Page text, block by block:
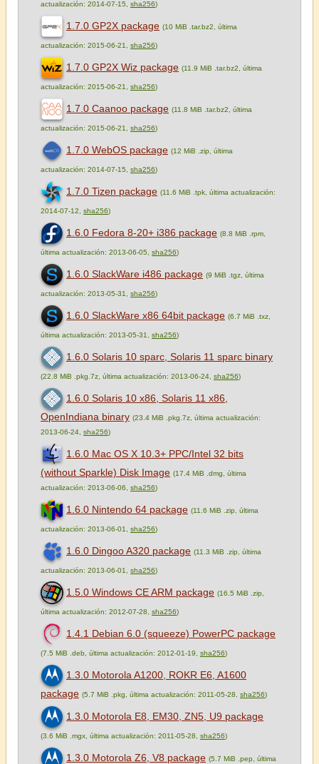
actualización: 2014-07-15, sha256)
1.7.0 GP2X package (10 MiB .tar.bz2, última
actualización: 2015-06-21, sha256)
1.7.0 GP2X Wiz package (11.9 MiB .tar.bz2, última
actualización: 2015-06-21, sha256)
1.7.0 Caanoo package (11.8 MiB .tar.bz2, última
actualización: 2015-06-21, sha256)
1.7.0 WebOS package (12 MiB .zip, última
actualización: 2014-07-15, sha256)
1.7.0 Tizen package (11.6 MiB .tpk, última actualización:
2014-07-12, sha256)
1.6.0 Fedora 8-20+ i386 package (8.8 MiB .rpm,
última actualización: 2013-06-05, sha256)
1.6.0 SlackWare i486 package (9 MiB .tgz, última
actualización: 2013-05-31, sha256)
1.6.0 SlackWare x86 64bit package (6.7 MiB .txz,
última actualización: 2013-05-31, sha256)
1.6.0 Solaris 10 sparc, Solaris 11 sparc binary
(22.8 MiB .pkg.7z, última actualización: 2013-06-24, sha256)
1.6.0 Solaris 10 x86, Solaris 11 x86,
OpenIndiana binary (23.4 MiB .pkg.7z, última actualización:
2013-06-24, sha256)
1.6.0 Mac OS X 10.3+ PPC/Intel 32 bits
(without Sparkle) Disk Image (17.4 MiB .dmg, última
actualización: 2013-06-06, sha256)
1.6.0 Nintendo 64 package (11.6 MiB .zip, última
actualización: 2013-06-01, sha256)
1.6.0 Dingoo A320 package (11.3 MiB .zip, última
actualización: 2013-06-01, sha256)
1.5.0 Windows CE ARM package (16.5 MiB .zip,
última actualización: 2012-07-28, sha256)
1.4.1 Debian 6.0 (squeeze) PowerPC package
(7.5 MiB .deb, última actualización: 2012-01-19, sha256)
1.3.0 Motorola A1200, ROKR E6, A1600
package (5.7 MiB .pkg, última actualización: 2011-05-28, sha256)
1.3.0 Motorola E8, EM30, ZN5, U9 package
(3.6 MiB .mgx, última actualización: 2011-05-28, sha256)
1.3.0 Motorola Z6, V8 package (5.7 MiB .pep, última